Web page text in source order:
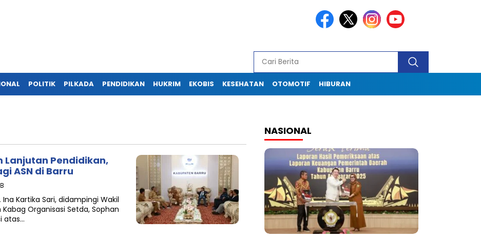
POLITIK PILKADA PENDIDIKAN HUKRIM EKOBIS KESEHATAN OTOMOTIF HIBURAN
Lanjutan Pendidikan,
ASN di Barru
Ina Kartika Sari, didampingi Wakil
Organisasi Setda, Sophan
atas…
NASIONAL